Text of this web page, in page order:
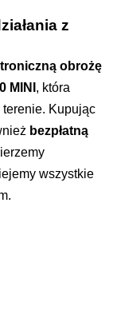
z
obrożę
, która
terenie. Kupując
bezpłatną
wszystkie